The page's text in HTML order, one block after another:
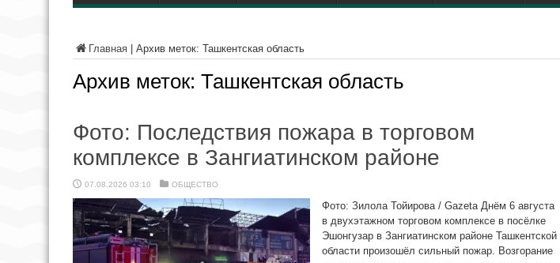
Главная Архив меток: Ташкентская область
Архив меток: Ташкентская область
Фото: Последствия пожара в торговом
комплексе в Зангиатинском районе
07.08.2026 03:10 ОБЩЕСТВО
Фото: Зилола Тойирова / Gazeta Днём 6 августа
в двухэтажном торговом комплексе в посёлке
Эшонгузар в Зангиатинском районе Ташкентской
области произошёл сильный пожар. Возгорание